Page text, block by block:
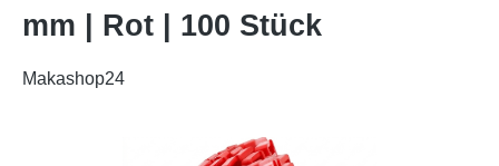
mm | Rot | 100 Stück
Makashop24
Bildergalerie überspringen